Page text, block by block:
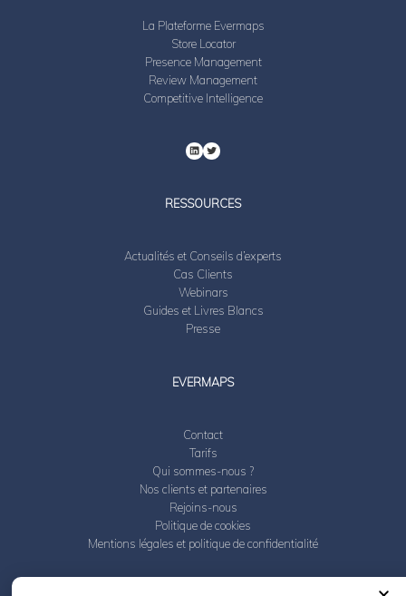
La Plateforme Evermaps
Store Locator
Presence Management
Review Management
Competitive Intelligence
RESSOURCES
Actualités et Conseils d’experts
Cas Clients
Webinars
Guides et Livres Blancs
Presse
EVERMAPS
Contact
Tarifs
Qui sommes-nous ?
Nos clients et partenaires
Rejoins-nous
Politique de cookies
Mentions légales et politique de confidentialité